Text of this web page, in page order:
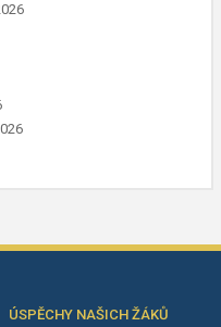
ÚSPĚCHY NAŠICH ŽÁKŮ